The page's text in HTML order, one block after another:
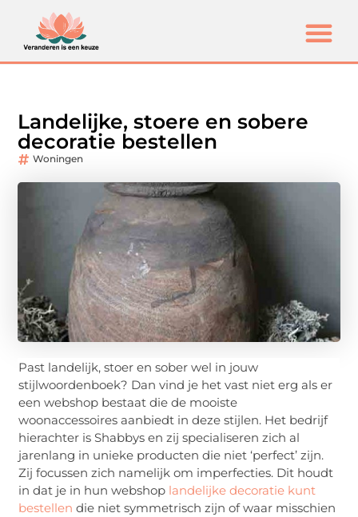
Landelijke, stoere en sobere
decoratie bestellen
Woningen
Past landelijk, stoer en sober wel in jouw
stijlwoordenboek? Dan vind je het vast niet erg als er
een webshop bestaat die de mooiste
woonaccessoires aanbiedt in deze stijlen. Het bedrijf
hierachter is Shabbys en zij specialiseren zich al
jarenlang in unieke producten die niet ‘perfect’ zijn.
Zij focussen zich namelijk om imperfecties. Dit houdt
in dat je in hun webshop landelijke decoratie kunt
bestellen die niet symmetrisch zijn of waar misschien